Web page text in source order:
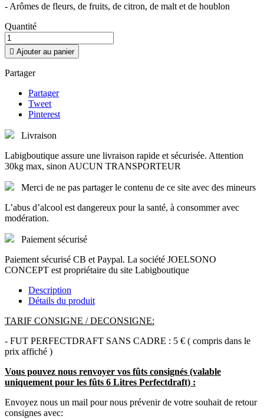
- Arômes de fleurs, de fruits, de citron, de malt et de houblon
Quantité
 Ajouter au panier
Partager
Partager
Tweet
Pinterest
Livraison
Labigboutique assure une livraison rapide et sécurisée. Attention
30kg max, sinon AUCUN TRANSPORTEUR
Merci de ne pas partager le contenu de ce site avec des mineurs
L’abus d’alcool est dangereux pour la santé, à consommer avec
modération.
Paiement sécurisé
Paiement sécurisé CB et Paypal. La société JOELSONO
CONCEPT est propriétaire du site Labigboutique
Description
Détails du produit
TARIF CONSIGNE / DECONSIGNE:
- FUT PERFECTDRAFT SANS CADRE : 5 € ( compris dans le
prix affiché )
Vous pouvez nous renvoyer vos fûts consignés (valable
uniquement pour les fûts 6 Litres Perfectdraft) :
Envoyez nous un mail pour nous prévenir de votre souhait de retour
consignes avec: